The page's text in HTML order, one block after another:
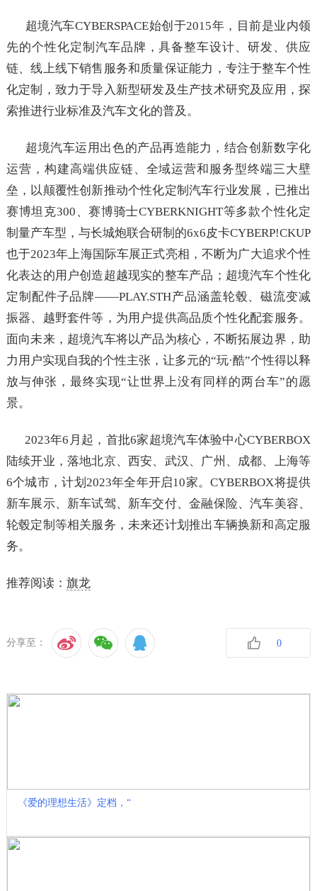
超境汽车CYBERSPACE始创于2015年，目前是业内领
先的个性化定制汽车品牌，具备整车设计、研发、供应
链、线上线下销售服务和质量保证能力，专注于整车个性
化定制，致力于导入新型研发及生产技术研究及应用，探
索推进行业标准及汽车文化的普及。
超境汽车运用出色的产品再造能力，结合创新数字化
运营，构建高端供应链、全域运营和服务型终端三大壁
垒，以颠覆性创新推动个性化定制汽车行业发展，已推出
赛博坦克300、赛博骑士CYBERKNIGHT等多款个性化定
制量产车型，与长城炮联合研制的6x6皮卡CYBERP!CKUP
也于2023年上海国际车展正式亮相，不断为广大追求个性
化表达的用户创造超越现实的整车产品；超境汽车个性化
定制配件子品牌——PLAY.STH产品涵盖轮毂、磁流变减
振器、越野套件等，为用户提供高品质个性化配套服务。
面向未来，超境汽车将以产品为核心，不断拓展边界，助
力用户实现自我的个性主张，让多元的“玩·酷”个性得以释
放与伸张，最终实现“让世界上没有同样的两台车”的愿
景。
2023年6月起，首批6家超境汽车体验中心CYBERBOX
陆续开业，落地北京、西安、武汉、广州、成都、上海等
6个城市，计划2023年全年开启10家。CYBERBOX将提供
新车展示、新车试驾、新车交付、金融保险、汽车美容、
轮毂定制等相关服务，未来还计划推出车辆换新和高定服
务。
推荐阅读： 旗龙
分享至： 0
《爱的理想生活》定档，“